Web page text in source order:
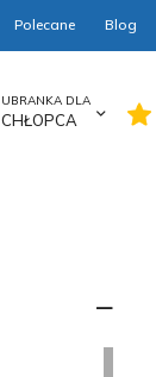
Polecane Blog
CHŁOPCA